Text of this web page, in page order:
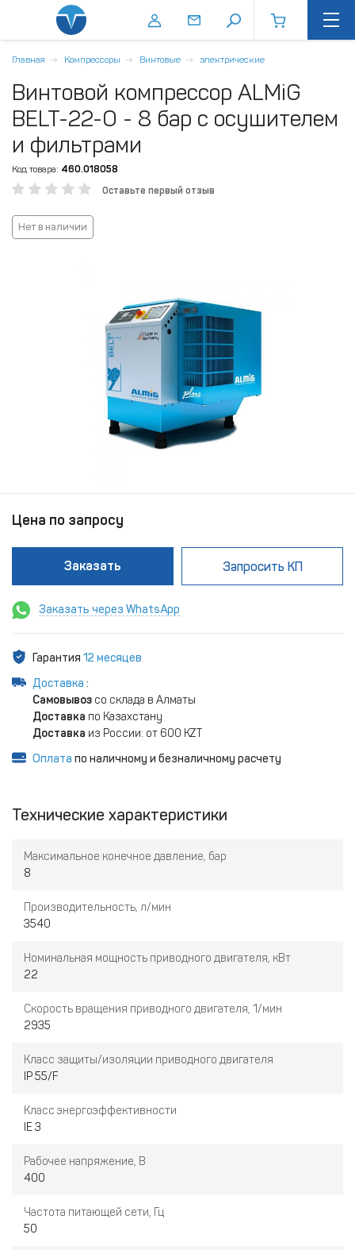
Главная Компрессоры Винтовые электрические
Винтовой компрессор ALMiG
BELT-22-O - 8 бар с осушителем
и фильтрами
Код товара: 460.018058
Оставьте первый отзыв
Нет в наличии
Цена по запросу
Заказать Запросить КП
Заказать через WhatsApp
Гарантия 12 месяцев
Доставка :
Самовывоз со склада в Алматы
Доставка по Казахстану
Доставка из России: от 600 KZT
Оплата по наличному и безналичному расчету
Технические характеристики
Максимальное конечное давление, бар
8
Производительность, л/мин
3540
Номинальная мощность приводного двигателя, кВт
22
Скорость вращения приводного двигателя, 1/мин
2935
Класс защиты/изоляции приводного двигателя
IP 55/F
Класс энергоэффективности
IE 3
Рабочее напряжение, В
400
Частота питающей сети, Гц
50